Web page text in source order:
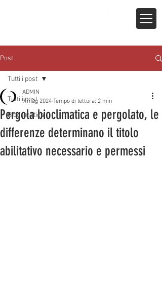
Post
Tutti i post
Bioclimatica
Tutti i post
Pergola bioclimatica e pergolato, le
differenze determinano il titolo
abilitativo necessario e permessi
ADMIN
9 mag 2024 Tempo di lettura: 2 min